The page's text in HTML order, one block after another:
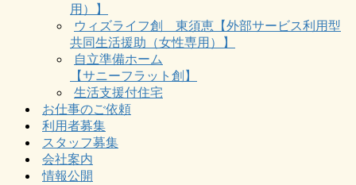
用）】
ウィズライフ創 東須恵【外部サービス利用型
共同生活援助（女性専用）】
自立準備ホーム
【サニーフラット創】
生活支援付住宅
お仕事のご依頼
利用者募集
スタッフ募集
会社案内
情報公開